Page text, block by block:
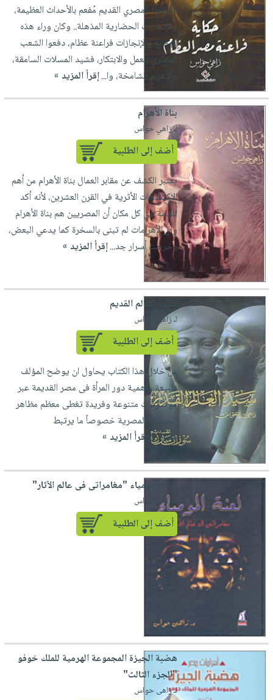
تاريخنا المصري القديم مُفعم بالأحداث العظيمة،
والإنجازات الحضارية المذهلة.. وكان وراء هذه
الوقائع والإنجازات فراعنة عظام، دفعوا الشعب
المصري للعمل والابتكار، فشيد المسلات السامقة،
والأهرام الشامخة، وا...إقرأ المزيد »
بناة الأهرام
لـ زاهي حواس
أضف إلى الطلبية
يعتبر الكشف عن مقابر العمال بناة الأهرام من أهم
الاكتشافات الأثرية في القرن العشرين، لأنه أكد
للعامة في كل مكان أن المصريين هم بناة الأهرام
وأن الأهرامات لم تبنى بالسخرة كما يدعي البعض،
وخرجت أسرار جد...إقرأ المزيد »
سيدة العالم القديم
لـ زاهى حواس
أضف إلى الطلبية
من خلال هذا الكتاب يحاول ان يوضح المؤلف
طبيعة واهمية دور المرأة فى مصر القديمة عبر
موضوعات متنوعة وفريدة تغطى معظم مظاهر
الحضارة المصرية خصوصاً ما يرتبط
بالمرآة.... إقرأ المزيد »
لعنة المومياء "مغامراتى فى عالم الآثار"
لـ زاهى حواس
أضف إلى الطلبية
هضبة الجيزة المجموعة الهرمية للملك خوفو
"الجزء الثالث"
لـ زاهى حواس